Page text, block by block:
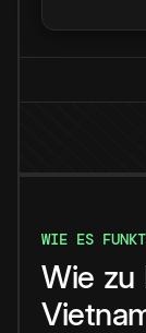
WIE ES
Wie zu